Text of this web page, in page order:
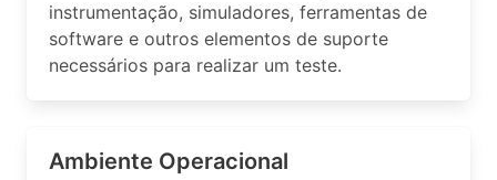
instrumentação, simuladores, ferramentas de
software e outros elementos de suporte
necessários para realizar um teste.
Ambiente Operacional